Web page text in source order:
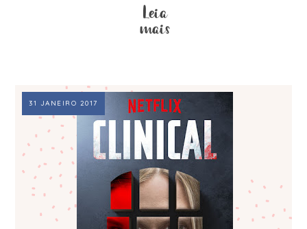
31 JANEIRO 2017